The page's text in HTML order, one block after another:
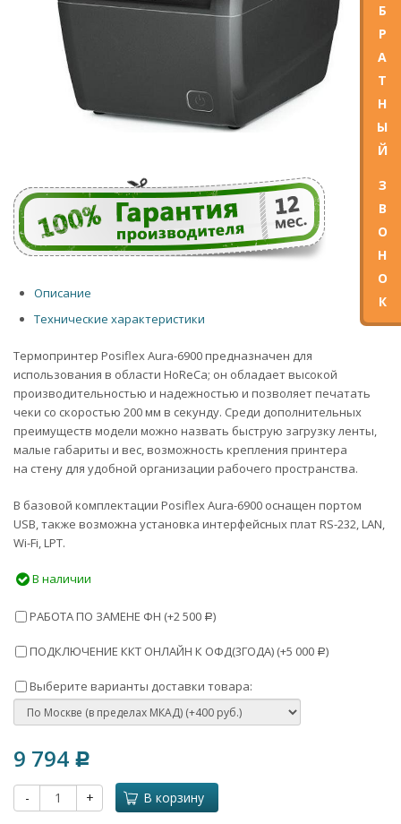
Описание
Технические характеристики
Термопринтер Posiflex Aura-6900 предназначен для
использования в области HoReCa; он обладает высокой
производительностью и надежностью и позволяет печатать
чеки со скоростью 200 мм в секунду. Среди дополнительных
преимуществ модели можно назвать быструю загрузку ленты,
малые габариты и вес, возможность крепления принтера
на стену для удобной организации рабочего пространства.
В базовой комплектации Posiflex Aura-6900 оснащен портом
USB, также возможна установка интерфейсных плат RS-232, LAN,
Wi-Fi, LPT.
В наличии
РАБОТА ПО ЗАМЕНЕ ФН (+2 500 Р)
ПОДКЛЮЧЕНИЕ ККТ ОНЛАЙН К ОФД(3ГОДА) (+5 000 Р)
Выберите варианты доставки товара:
9 794 Р
- + В корзину
Б
Р
А
Т
Н
Ы
Й
З
В
О
Н
О
К